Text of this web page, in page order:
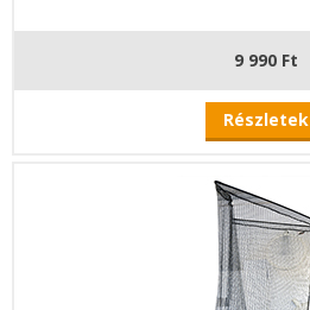
9 990 Ft
Részletek